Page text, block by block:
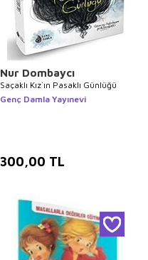
Nur Dombaycı
Saçaklı Kız`ın Pasaklı Günlüğü
Genç Damla Yayınevi
300,00 TL